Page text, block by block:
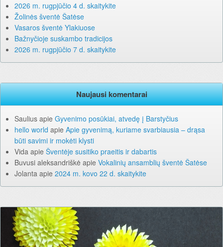
2026 m. rugpjūčio 4 d. skaitykite
Žolinės šventė Šatėse
Vasaros šventė Ylakiuose
Bažnyčioje suskambo tradicijos
2026 m. rugpjūčio 7 d. skaitykite
Naujausi komentarai
Saulius apie Gyvenimo posūkiai, atvedę į Barstyčius
hello world apie Apie gyvenimą, kuriame svarbiausia – drąsa
būti savimi ir mokėti klysti
Vida apie Šventėje susitiko praeitis ir dabartis
Buvusi aleksandriškė apie Vokalinių ansamblių šventė Šatėse
Jolanta apie 2024 m. kovo 22 d. skaitykite